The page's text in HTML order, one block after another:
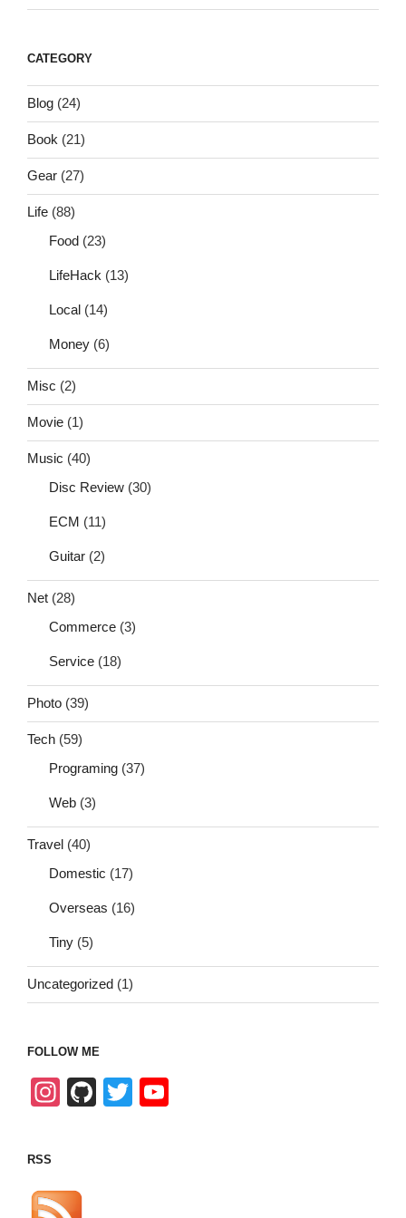
CATEGORY
Blog (24)
Book (21)
Gear (27)
Life (88)
Food (23)
LifeHack (13)
Local (14)
Money (6)
Misc (2)
Movie (1)
Music (40)
Disc Review (30)
ECM (11)
Guitar (2)
Net (28)
Commerce (3)
Service (18)
Photo (39)
Tech (59)
Programing (37)
Web (3)
Travel (40)
Domestic (17)
Overseas (16)
Tiny (5)
Uncategorized (1)
FOLLOW ME
In
a
Gi T
RSS